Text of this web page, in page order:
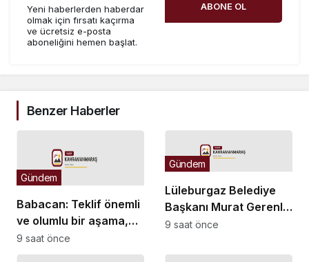
Yeni haberlerden haberdar
olmak için fırsatı kaçırma
ve ücretsiz e-posta
aboneliğini hemen başlat.
ABONE OL
Benzer Haberler
Babacan: Teklif önemli
ve olumlu bir aşama,
eşitlik yönünden
eksiklikler giderilmeli
Gündem
9 saat önce
Lüleburgaz Belediye
Başkanı Murat Gerenli
CHP’den istifa etti
Gündem
9 saat önce